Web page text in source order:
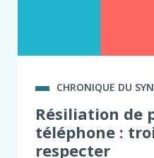
CHRONIQUE DU
Résiliation de
téléphone :
respecter